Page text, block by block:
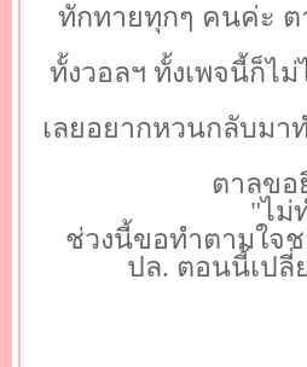
ทักทายทุกๆ คนค่ะ
ทั้งวอลฯ ทั้งเพจนี้ก็ไม่
เลยอยากหวนกลับมา
ตาลขอ
"ไม่
ช่วงนี้ขอทำตามใจช
ปล. ตอนนี้เปลี่